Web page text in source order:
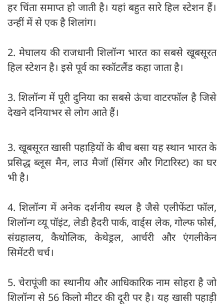
हर चिंता समाप्त हो जाती है। यहां बहुत सारे हिल स्टेशन हैं।
उन्हीं में से एक है शिलांग।
2. मेघालय की राजधानी शिलॉन्‍ग भारत का सबसे खूबसूरत
हिल स्टेशन है। इसे पूर्व का स्कॉटलैंड कहा जाता है।
3. शिलॉन्ग में पूरी दुनिया का सबसे ऊंचा वाटरफॉल है जिसे
देखने दनियाभर से लोग आते हैं।
3. खूबसूरत खासी पहाड़ियों के बीच बसा यह स्थान भारत के
प्रसिद्ध ब्लूस मैन, लाउ मैजॉ (सिंगर और गिटारिस्ट) का घर
भी है।
4. शिलॉन्‍ग में अनेक दर्शनीय स्‍थल है जैसे एलीफेंटा फॉल,
शिलॉन्‍ग व्‍यू पॉइंट, लेडी हैदरी पार्क, वार्ड्स लेक, गोल्‍फ फोर्स,
संग्रहालय, कैथोलिक, केथेड्रल, आर्चरी और एंगलीकेन
सिमेंटरी चर्च।
5. चेरापूंजी का स्‍थानीय और आधिकारिक नाम सोहरा है जो
शिलॉन्‍ग से 56 किलो मीटर की दूरी पर है। यह खासी पहाड़ी